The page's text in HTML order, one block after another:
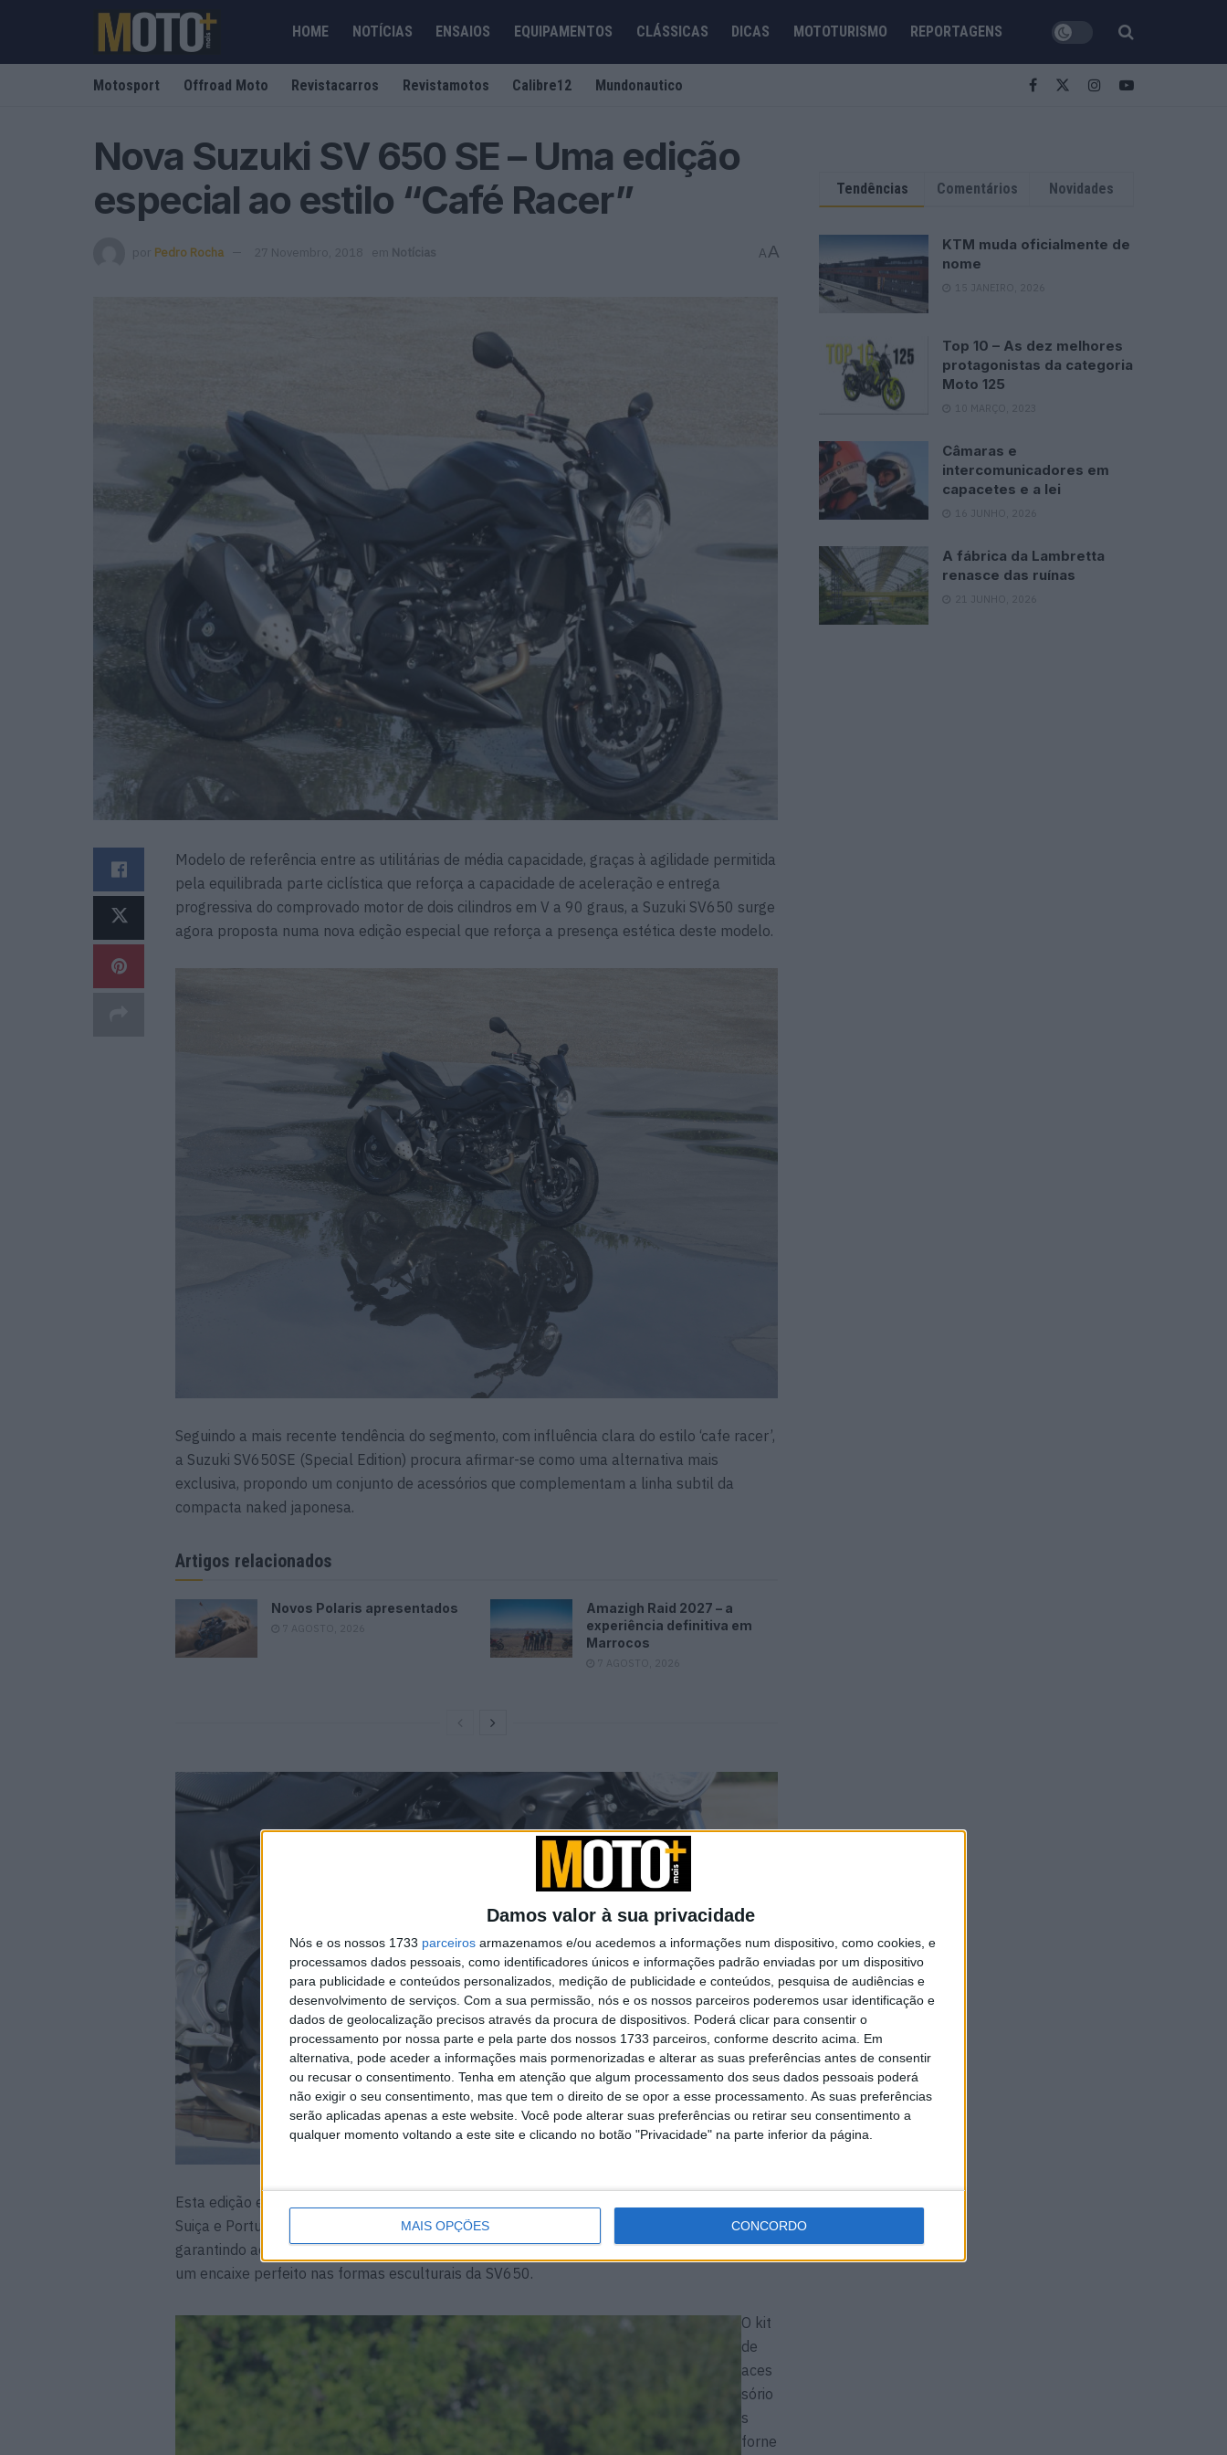
Damos valor à sua privacidade
Nós e os nossos 1733 parceiros armazenamos e/ou acedemos a informações num dispositivo, como cookies, e
processamos dados pessoais, como identificadores únicos e informações padrão enviadas por um dispositivo
para publicidade e conteúdos personalizados, medição de publicidade e conteúdos, pesquisa de audiências e
desenvolvimento de serviços. Com a sua permissão, nós e os nossos parceiros poderemos usar identificação e
dados de geolocalização precisos através da procura de dispositivos. Poderá clicar para consentir o
processamento por nossa parte e pela parte dos nossos 1733 parceiros, conforme descrito acima. Em
alternativa, pode aceder a informações mais pormenorizadas e alterar as suas preferências antes de consentir
ou recusar o consentimento. Tenha em atenção que algum processamento dos seus dados pessoais poderá
não exigir o seu consentimento, mas que tem o direito de se opor a esse processamento. As suas preferências
serão aplicadas apenas a este website. Você pode alterar suas preferências ou retirar seu consentimento a
qualquer momento voltando a este site e clicando no botão "Privacidade" na parte inferior da página.
MAIS OPÇÕES CONCORDO
HOME NOTÍCIAS ENSAIOS EQUIPAMENTOS CLÁSSICAS DICAS MOTOTURISMO REPORTAGENS
Motosport Offroad Moto Revistacarros Revistamotos Calibre12 Mundonautico
Nova Suzuki SV 650 SE – Uma edição
especial ao estilo “Café Racer”
por Pedro Rocha 27 Novembro, 2018 em Notícias AA
Modelo de referência entre as utilitárias de média capacidade, graças à agilidade permitida
pela equilibrada parte ciclística que reforça a capacidade de aceleração e entrega
progressiva do comprovado motor de dois cilindros em V a 90 graus, a Suzuki SV650 surge
agora proposta numa nova edição especial que reforça a presença estética deste modelo.
Seguindo a mais recente tendência do segmento, com influência clara do estilo ‘cafe racer’,
a Suzuki SV650SE (Special Edition) procura afirmar-se como uma alternativa mais
exclusiva, propondo um conjunto de acessórios que complementam a linha subtil da
compacta naked japonesa.
Artigos relacionados
Novos Polaris apresentados
7 AGOSTO, 2026
Amazigh Raid 2027 – a
experiência definitiva em
Marrocos
7 AGOSTO, 2026
Esta edição especial foi desenvolvida pela Moteo (distribuidor da Suzuki para a Bélgica,
Suiça e Portugal) e inclui componentes provenientes dos melhores fornecedores europeus,
garantindo ao mesmo tempo um preço competitivo e uma elevada qualidade, assim como
um encaixe perfeito nas formas esculturais da SV650.
O kit
de
aces
sório
s
forne
Tendências Comentários Novidades
KTM muda oficialmente de
nome
15 JANEIRO, 2026
Top 10 – As dez melhores
protagonistas da categoria
Moto 125
10 MARÇO, 2023
Câmaras e
intercomunicadores em
capacetes e a lei
16 JUNHO, 2026
A fábrica da Lambretta
renasce das ruínas
21 JUNHO, 2026